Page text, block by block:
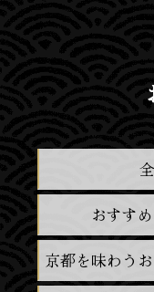
おすすめ
京都を味わう